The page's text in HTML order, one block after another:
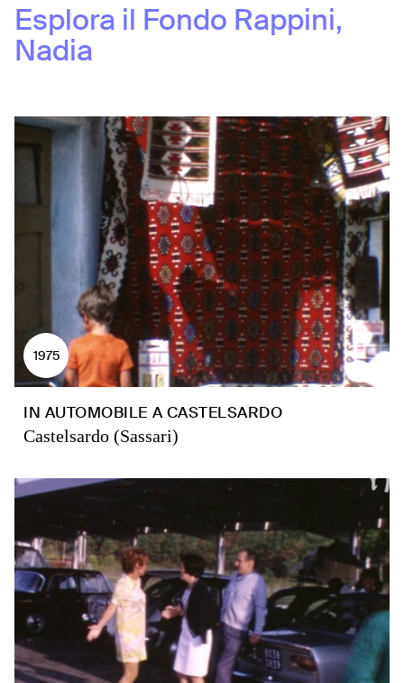
Esplora il Fondo Rappini,
Nadia
1975
IN AUTOMOBILE A CASTELSARDO
Castelsardo (Sassari)